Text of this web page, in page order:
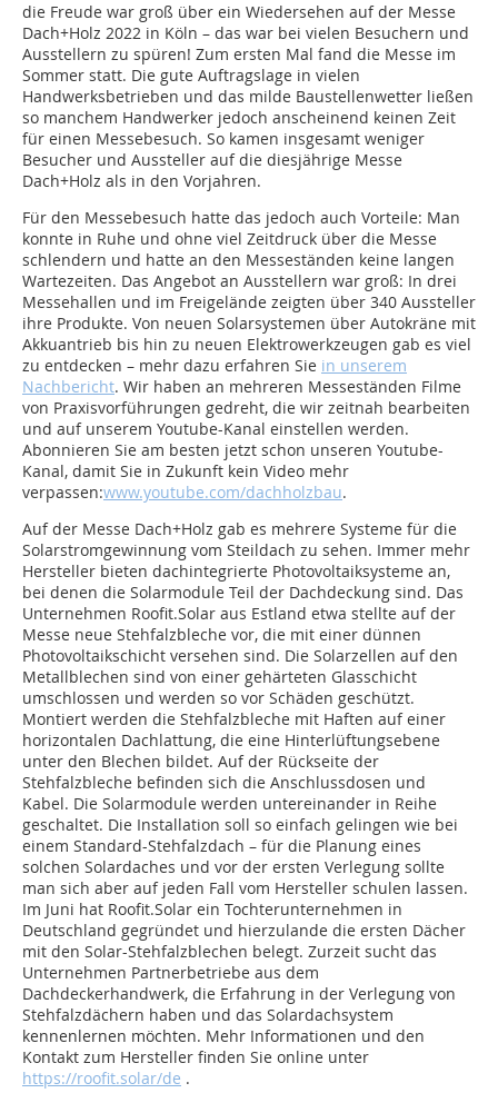
die Freude war groß über ein Wiedersehen auf der Messe
Dach+Holz 2022 in Köln – das war bei vielen Besuchern und
Ausstellern zu spüren! Zum ersten Mal fand die Messe im
Sommer statt. Die gute Auftragslage in vielen
Handwerksbetrieben und das milde Baustellenwetter ließen
so manchem Handwerker jedoch anscheinend keinen Zeit
für einen Messebesuch. So kamen insgesamt weniger
Besucher und Aussteller auf die diesjährige Messe
Dach+Holz als in den Vorjahren.
Für den Messebesuch hatte das jedoch auch Vorteile: Man
konnte in Ruhe und ohne viel Zeitdruck über die Messe
schlendern und hatte an den Messeständen keine langen
Wartezeiten. Das Angebot an Ausstellern war groß: In drei
Messehallen und im Freigelände zeigten über 340 Aussteller
ihre Produkte. Von neuen Solarsystemen über Autokräne mit
Akkuantrieb bis hin zu neuen Elektrowerkzeugen gab es viel
zu entdecken – mehr dazu erfahren Sie in unserem
Nachbericht. Wir haben an mehreren Messeständen Filme
von Praxisvorführungen gedreht, die wir zeitnah bearbeiten
und auf unserem Youtube-Kanal einstellen werden.
Abonnieren Sie am besten jetzt schon unseren Youtube-
Kanal, damit Sie in Zukunft kein Video mehr
verpassen:www.youtube.com/dachholzbau.
Auf der Messe Dach+Holz gab es mehrere Systeme für die
Solarstromgewinnung vom Steildach zu sehen. Immer mehr
Hersteller bieten dachintegrierte Photovoltaiksysteme an,
bei denen die Solarmodule Teil der Dachdeckung sind. Das
Unternehmen Roofit.Solar aus Estland etwa stellte auf der
Messe neue Stehfalzbleche vor, die mit einer dünnen
Photovoltaikschicht versehen sind. Die Solarzellen auf den
Metallblechen sind von einer gehärteten Glasschicht
umschlossen und werden so vor Schäden geschützt.
Montiert werden die Stehfalzbleche mit Haften auf einer
horizontalen Dachlattung, die eine Hinterlüftungsebene
unter den Blechen bildet. Auf der Rückseite der
Stehfalzbleche befinden sich die Anschlussdosen und
Kabel. Die Solarmodule werden untereinander in Reihe
geschaltet. Die Installation soll so einfach gelingen wie bei
einem Standard-Stehfalzdach – für die Planung eines
solchen Solardaches und vor der ersten Verlegung sollte
man sich aber auf jeden Fall vom Hersteller schulen lassen.
Im Juni hat Roofit.Solar ein Tochterunternehmen in
Deutschland gegründet und hierzulande die ersten Dächer
mit den Solar-Stehfalzblechen belegt. Zurzeit sucht das
Unternehmen Partnerbetriebe aus dem
Dachdeckerhandwerk, die Erfahrung in der Verlegung von
Stehfalzdächern haben und das Solardachsystem
kennenlernen möchten. Mehr Informationen und den
Kontakt zum Hersteller finden Sie online unter
https://roofit.solar/de .